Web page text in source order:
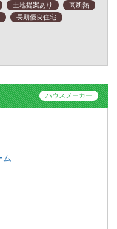
土地提案あり
高断熱
長期優良住宅
ハウスメーカー